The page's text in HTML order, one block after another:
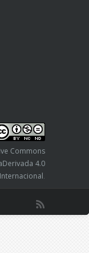
Commons
4.0
Internacional